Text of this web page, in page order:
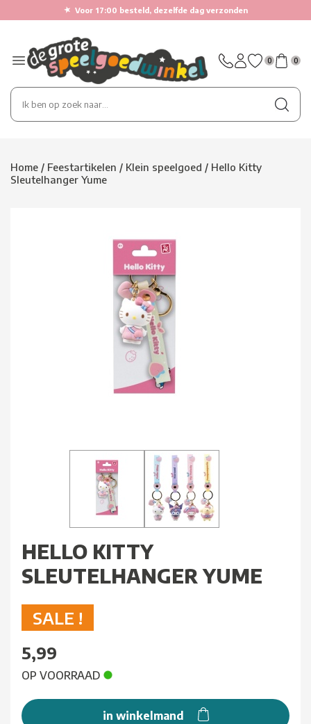
★ Voor 17:00 besteld, dezelfde dag verzonden
0 0
Home / Feestartikelen / Klein speelgoed / Hello Kitty
Sleutelhanger Yume
HELLO KITTY
SLEUTELHANGER YUME
SALE !
5,99
OP VOORRAAD
in winkelmand